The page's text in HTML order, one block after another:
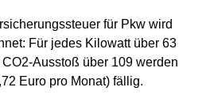
für Pkw wird
Für jedes Kilowatt über 63
Ausstoß über 109 werden
Euro pro Monat) fällig.